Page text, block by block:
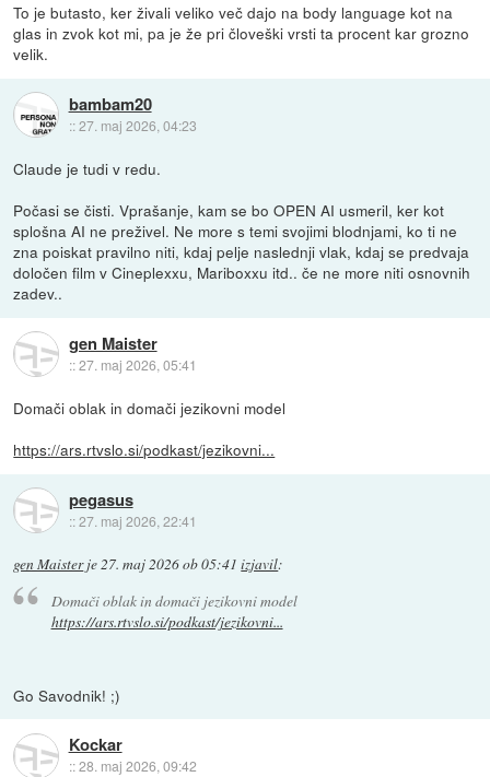
To je butasto, ker živali veliko več dajo na body language kot na
glas in zvok kot mi, pa je že pri človeški vrsti ta procent kar grozno
velik.
bambam20
::27. maj 2026, 04:23
Claude je tudi v redu.
Počasi se čisti. Vprašanje, kam se bo OPEN AI usmeril, ker kot
splošna AI ne preživel. Ne more s temi svojimi blodnjami, ko ti ne
zna poiskat pravilno niti, kdaj pelje naslednji vlak, kdaj se predvaja
določen film v Cineplexxu, Mariboxxu itd.. če ne more niti osnovnih
zadev..
gen Maister
::27. maj 2026, 05:41
Domači oblak in domači jezikovni model
https://ars.rtvslo.si/podkast/jezikovni...
pegasus
::27. maj 2026, 22:41
gen Maisterje27. maj 2026 ob 05:41 izjavil:
Domači oblak in domači jezikovni model
https://ars.rtvslo.si/podkast/jezikovni...
Go Savodnik! ;)
Kockar
::28. maj 2026, 09:42